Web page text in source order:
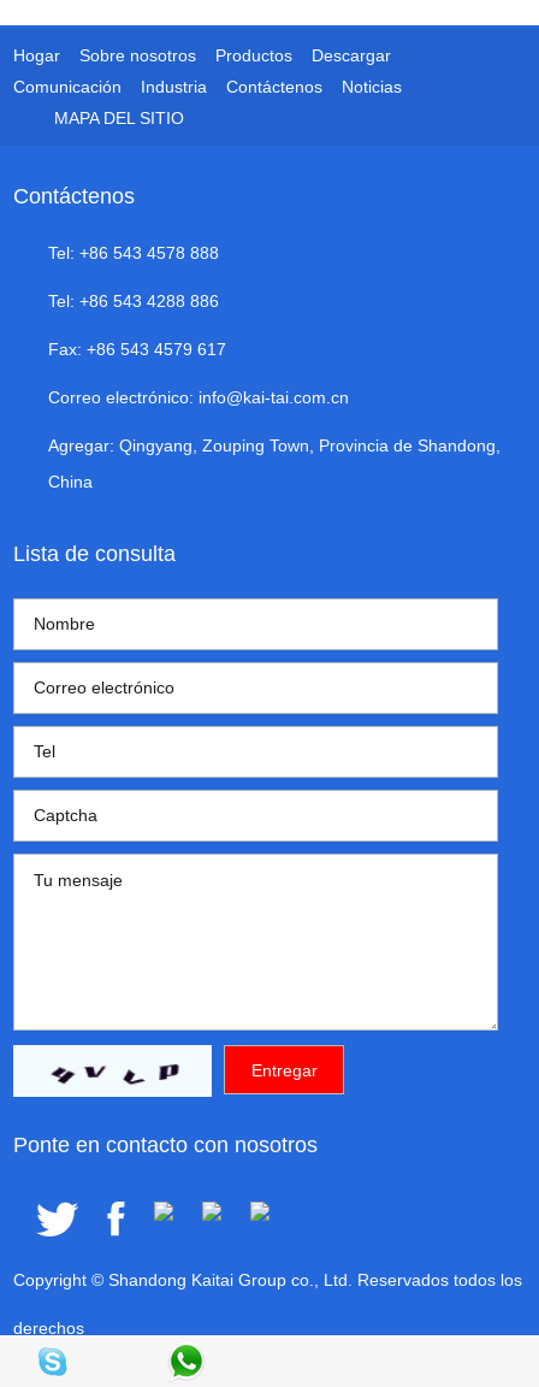
Hogar Sobre nosotros Productos
Descargar
Comunicación
Industria Contáctenos
Noticias
MAPA DEL SITIO
Contáctenos
Tel: +86 543 4578 888
Tel: +86 543 4288 886
Fax: +86 543 4579 617
Correo electrónico: info@kai-tai.com.cn
Agregar: Qingyang, Zouping Town, Provincia de Shandong,
China
Lista de consulta
Ponte en contacto con nosotros
Copyright © Shandong Kaitai Group co., Ltd. Reservados todos los
derechos
Apoyo técnico: